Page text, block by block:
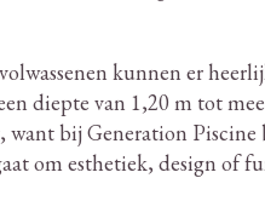
kunnen er
diepte van 1,20 m tot
want bij Generation Piscine
om esthetiek, design of